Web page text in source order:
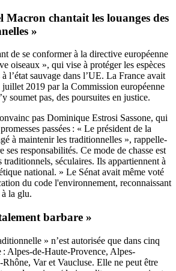
Macron chantait les louanges des
»
de se conformer à la directive européenne
oiseaux », qui vise à protéger les espèces
l’état sauvage dans l’UE. La France avait
juillet 2019 par la Commission européenne
soumet pas, des poursuites en justice.
pas Dominique Estrosi Sassone, qui
passées : « Le président de la
à maintenir les traditionnelles », rappelle-
responsabilités. Ce mode de chasse est
traditionnels, séculaires. Ils appartiennent à
national. » Le Sénat avait même voté
du code l'environnement, reconnaissant
la glu.
barbare »
» n’est autorisée que dans cinq
: Alpes-de-Haute-Provence, Alpes-
Var et Vaucluse. Elle ne peut être